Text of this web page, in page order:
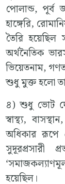
পোলান্ড, পূর্ব
হাঙ্গেরি,
তৈরি হয়েছিল
অর্থনৈতিক
ভিয়েতনাম,
শুধু মুক্ত হলো
৪) শুধু ভোট
স্বাস্থ্য,
অধিকার রূপে
সুদূরপ্রসারী
হয়েছিল।